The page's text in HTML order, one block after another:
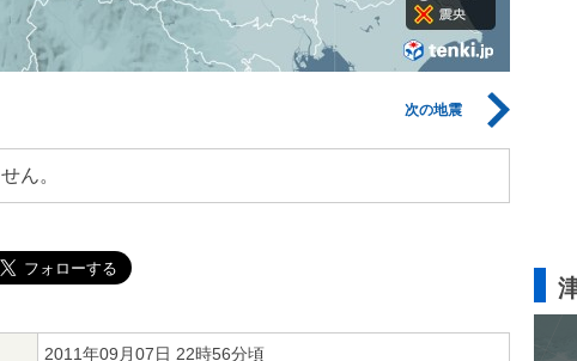
次の地震
ん。
2011年09月07日 22時56分頃